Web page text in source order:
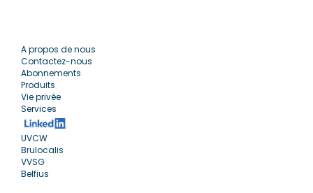
A propos de nous
Contactez-nous
Abonnements
Produits
Vie privée
Services
UVCW
Brulocalis
VVSG
Belfius